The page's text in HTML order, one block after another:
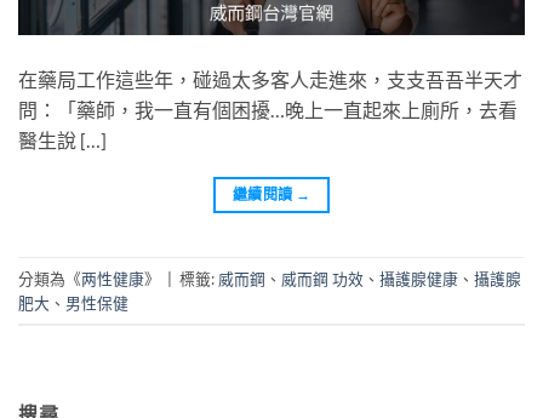
在藥局工作這些年，碰過太多客人走進來，支支吾吾半天才
問：「藥師，我一直有個困擾…晚上一直起來上廁所，去看
醫生說 […]
繼續閱讀 →
分類為《两性健康》 標籤: 威而鋼 、 威而鋼 功效 、 攝護腺健康 、 攝護腺
肥大 、 男性保健